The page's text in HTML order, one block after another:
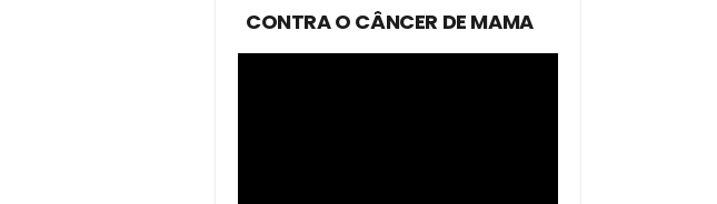
CONTRA O CÂNCER DE MAMA